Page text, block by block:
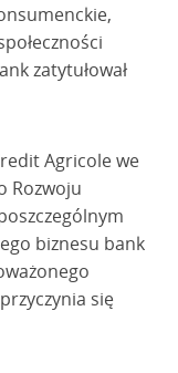
zatytułował
Agricole we
Rozwoju
biznesu bank
się